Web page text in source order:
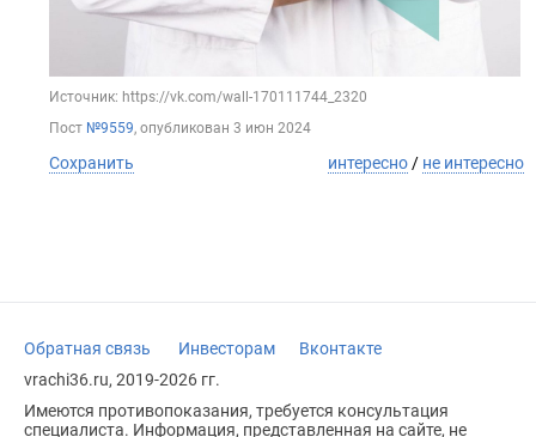
Источник: https://vk.com/wall-170111744_2320
Пост №9559, опубликован 3 июн 2024
Сохранить интересно / не интересно
Обратная связь Инвесторам
Вконтакте
vrachi36.ru, 2019-2026 гг.
Имеются противопоказания, требуется консультация
специалиста. Информация, представленная на сайте, не